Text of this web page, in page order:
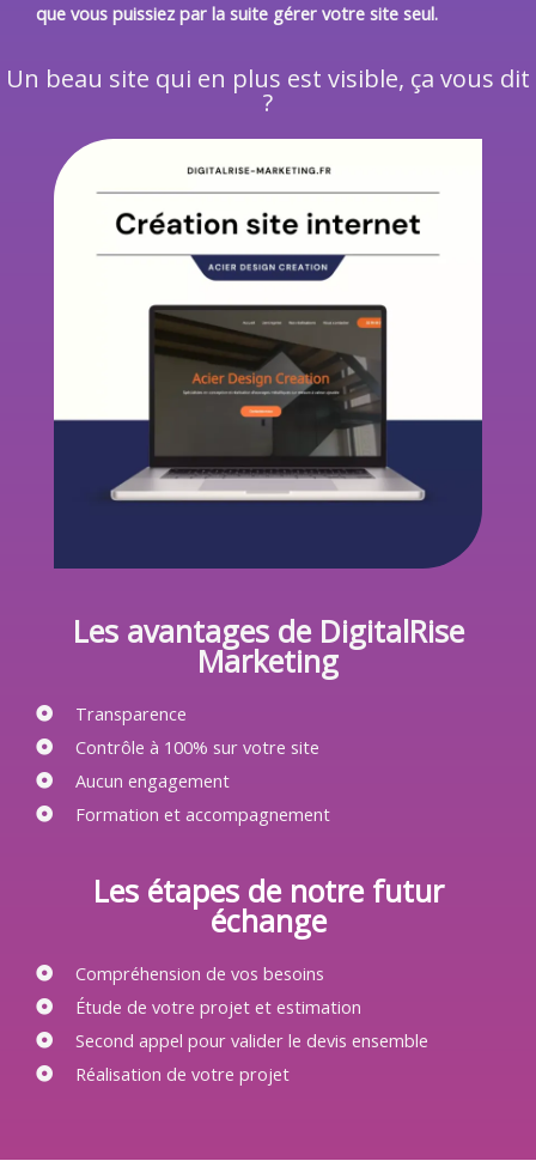
que vous puissiez par la suite gérer votre site seul.
Un beau site qui en plus est visible, ça vous dit
?
Les avantages de DigitalRise
Marketing
Transparence
Contrôle à 100% sur votre site
Aucun engagement
Formation et accompagnement
Les étapes de notre futur
échange
Compréhension de vos besoins
Étude de votre projet et estimation
Second appel pour valider le devis ensemble
Réalisation de votre projet